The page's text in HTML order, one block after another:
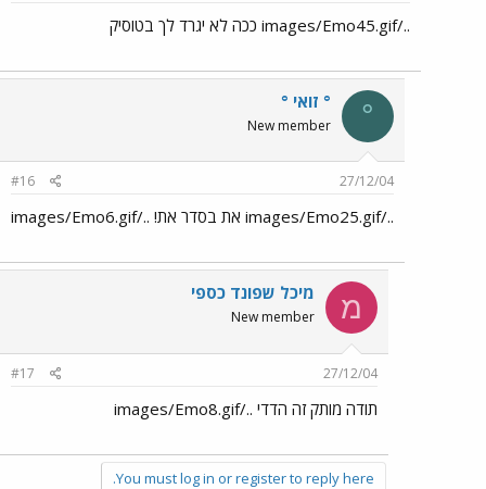
../images/Emo45.gif ככה לא יגרד לך בטוסיק
° ° זואי °
New member
27/12/04
#16
../images/Emo25.gif את בסדר את! ../images/Emo6.gif
מ מיכל שפונד כספי
New member
27/12/04
#17
תודה מותק זה הדדי ../images/Emo8.gif
You must log in or register to reply here.